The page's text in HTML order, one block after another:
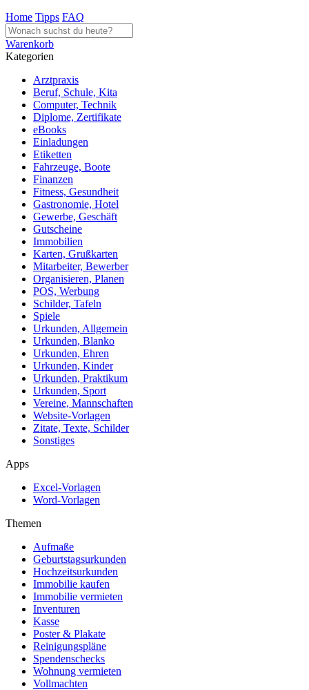
Home Tipps FAQ
Warenkorb
Kategorien
Arztpraxis
Beruf, Schule, Kita
Computer, Technik
Diplome, Zertifikate
eBooks
Einladungen
Etiketten
Fahrzeuge, Boote
Finanzen
Fitness, Gesundheit
Gastronomie, Hotel
Gewerbe, Geschäft
Gutscheine
Immobilien
Karten, Grußkarten
Mitarbeiter, Bewerber
Organisieren, Planen
POS, Werbung
Schilder, Tafeln
Spiele
Urkunden, Allgemein
Urkunden, Blanko
Urkunden, Ehren
Urkunden, Kinder
Urkunden, Praktikum
Urkunden, Sport
Vereine, Mannschaften
Website-Vorlagen
Zitate, Texte, Schilder
Sonstiges
Apps
Excel-Vorlagen
Word-Vorlagen
Themen
Aufmaße
Geburtstagsurkunden
Hochzeitsurkunden
Immobilie kaufen
Immobilie vermieten
Inventuren
Kasse
Poster & Plakate
Reinigungspläne
Spendenschecks
Wohnung vermieten
Vollmachten